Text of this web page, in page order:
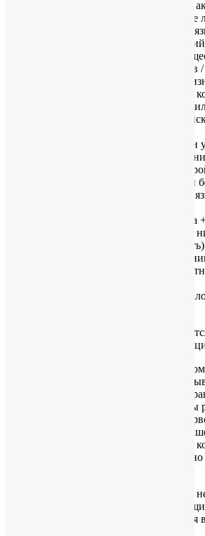
корпоративного директора и/или
схеме присутствуют юридические
не на английском или китайском
заверенный перевод на
документы, подтверждающие
будущих директоров /
компании ***. Существующий
(например, российская) в составе
будущий директор или акционер
компании. Если компания
сертификат о регистрации и
(подтверждают
выписку из ЕГРЮЛ, в
директор или акционер или
компании (подтверждает
2-3 выполненных
транспортные документы к
ведет торговую
бизнес-деятельность
последняя финансовая
рекламные материалы
Для других юрисдикций
документы, соответствующие
Если у Вас в прошлом не было своей
предоставить другие документы,
деятельность в прошлом: например,
информацию о компании, в которой Вы
определения списка документов, на
будет выслать в наш адрес описание
хронологическом порядке, с указанием
должностей (формат резюме,
Заверенные копии документов (2) и (3)
миноритарных бенефициаров,
общей структуре. Сканкопии требуются